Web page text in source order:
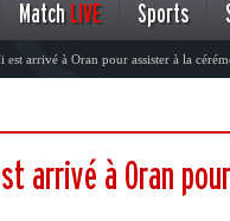
Match LIVE Sports
est arrivé à Oran pour assister à la
arrivé à Oran